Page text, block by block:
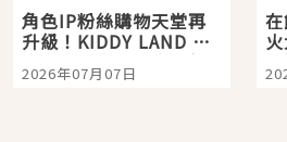
角色IP粉絲購物天堂再
升級！KIDDY LAND 原
宿店吉伊卡哇迎客，新
開幕 OMOKADO 店3分
2026年07月07日 人